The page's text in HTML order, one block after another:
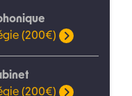
(200€)
(200€)